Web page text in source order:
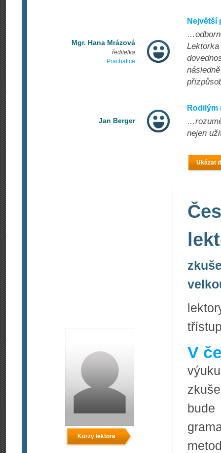
Mgr. Hana Mrázová
ředitelka
Prachatice
Jan Berger
nejen
Ukázat
Kurzy lektora
V